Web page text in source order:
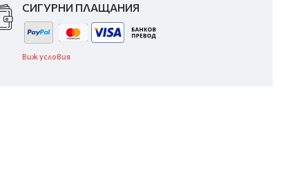
СИГУРНИ ПЛАЩАНИЯ
Виж условия